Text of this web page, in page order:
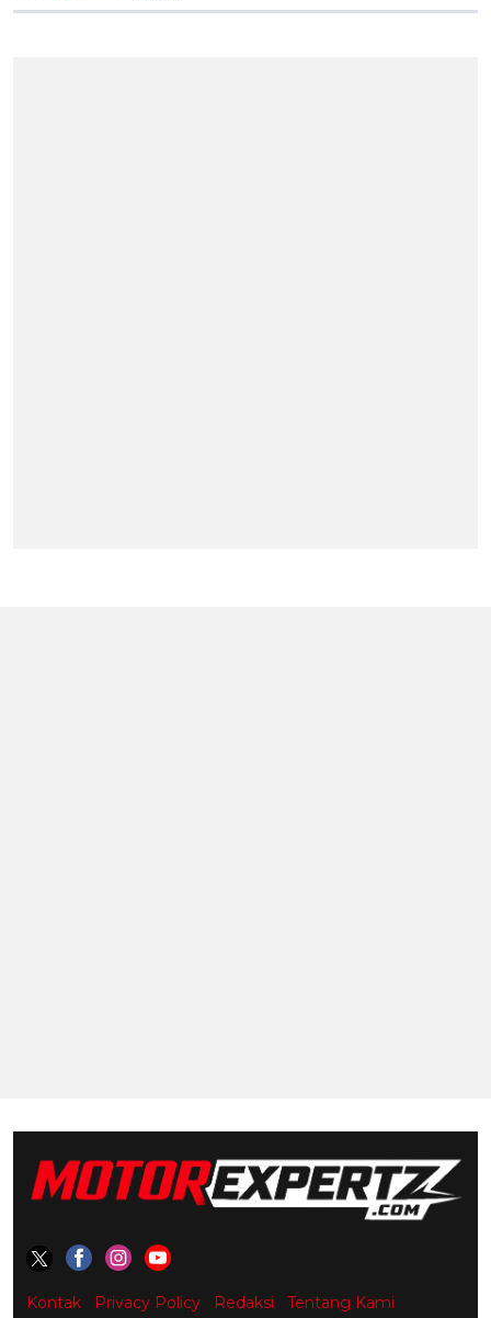
Kontak Privacy Policy Redaksi Tentang Kami